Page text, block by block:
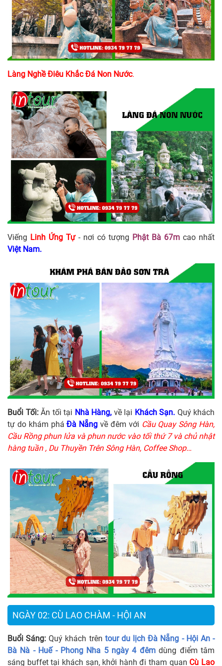
Làng Nghề Điêu Khắc Đá Non Nước.
Viếng Linh Ứng Tự - nơi có tượng Phật Bà 67m cao nhất
Việt Nam.
Buổi Tối: Ăn tối tại Nhà Hàng, về lại Khách Sạn. Quý khách
tự do khám pháĐà Nẵng về đêm với Cầu Quay Sông Hàn,
Cầu Rồng phun lửa và phun nước vào tối thứ 7 và chủ nhật
hàng tuần , Du Thuyền Trên Sông Hàn, Coffee Shop…
NGÀY 02: CÙ LAO CHÀM - HỘI AN
Buổi Sáng: Quý khách trên tour du lịch Đà Nẵng - Hội An -
Bà Nà - Huế - Phong Nha 5 ngày 4 đêmdùng điểm tâm
sáng buffet tại khách sạn, khởi hành đi tham quan Cù Lao